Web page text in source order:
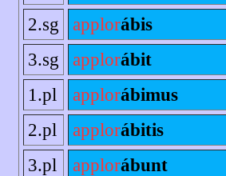
2.sg
applorábis
3.sg
applorábit
1.pl
applorábimus
2.pl
applorábitis
3.pl
applorábunt